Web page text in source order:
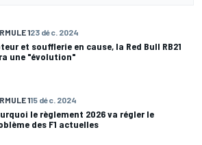
123 déc. 2024
et soufflerie en cause, la Red Bull RB21
une "évolution"
115 déc. 2024
le règlement 2026 va régler le
des F1 actuelles